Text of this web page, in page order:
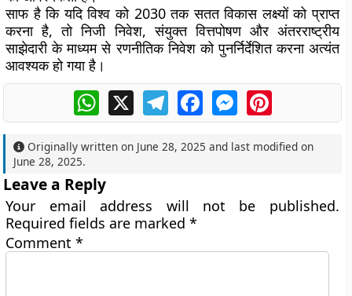
साफ है कि यदि विश्व को 2030 तक सतत विकास लक्ष्यों को प्राप्त
करना है, तो निजी निवेश, संयुक्त वित्तपोषण और अंतरराष्ट्रीय
साझेदारी के माध्यम से रणनीतिक निवेश को पुनर्निर्देशित करना अत्यंत
आवश्यक हो गया है।
WhatsApp
X TelegramFacebookMessengerPinterest
Originally written on June 28, 2025 and last modified on
June 28, 2025.
Leave a Reply
Your email address will not be published.
Required fields are marked*
Comment*